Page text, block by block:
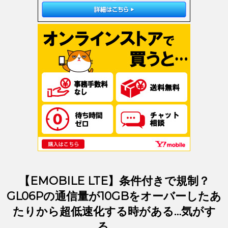
【EMOBILE LTE】条件付きで規制？
GL06Pの通信量が10GBをオーバーしたあ
たりから超低速化する時がある…気がす